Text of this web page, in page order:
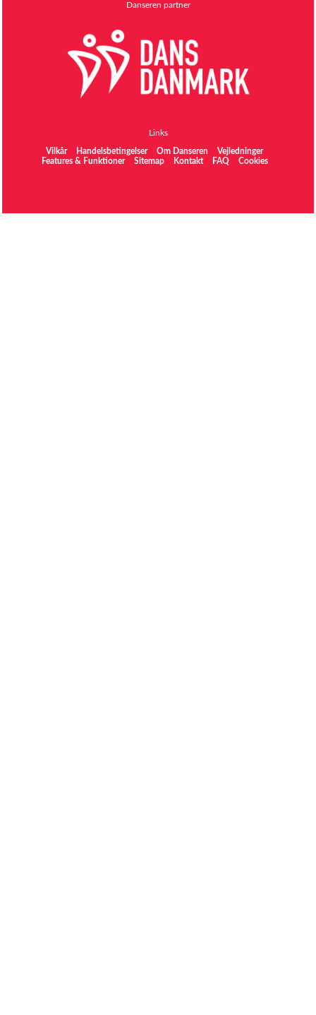
Danseren partner
Links
Vilkår Handelsbetingelser Om Danseren
Vejledninger
Features & Funktioner
Sitemap Kontakt FAQ Cookies